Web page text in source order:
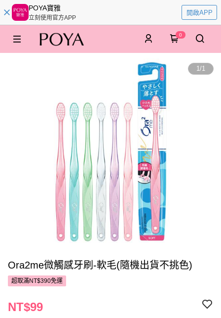
POYA寶雅
立刻使用官方APP
開啟APP
0
1/1
Ora2me微觸感牙刷-軟毛(隨機出貨不挑色)
超取滿NT$390免運
NT$99